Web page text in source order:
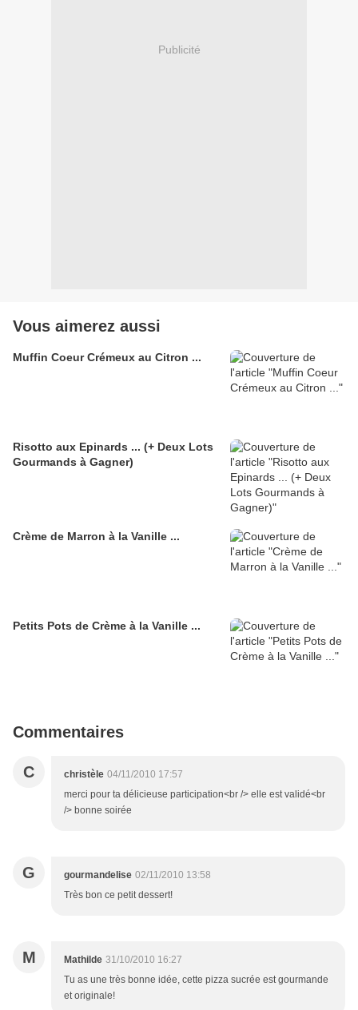
Publicité
Vous aimerez aussi
Muffin Coeur Crémeux au Citron ...
Risotto aux Epinards ... (+ Deux Lots
Gourmands à Gagner)
Crème de Marron à la Vanille ...
Petits Pots de Crème à la Vanille ...
Commentaires
C christèle 04/11/2010 17:57
merci pour ta délicieuse participation<br /> elle est validé<br
/> bonne soirée
G gourmandelise 02/11/2010 13:58
Très bon ce petit dessert!
M Mathilde 31/10/2010 16:27
Tu as une très bonne idée, cette pizza sucrée est gourmande
et originale!